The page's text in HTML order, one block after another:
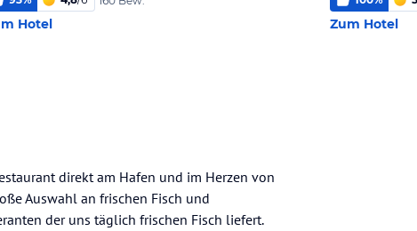
Hotel Zum Hotel
direkt am Hafen und im Herzen von
Auswahl an frischen Fisch und
der uns täglich frischen Fisch liefert.